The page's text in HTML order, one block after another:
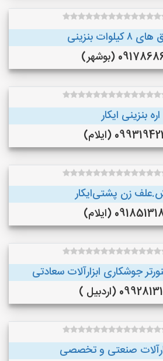
بنزینی
(بوشهر)
اره بنزینی ایکار
(ایلام)
زن پشتی‌ایکار
(ایلام)
جوشکاری ابزارآلات سعادتی
(اردبیل )
صنعتی و تخصصی